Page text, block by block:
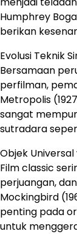
Humphrey
berikan
Evolusi Teknik
Bersamaan
perfilman,
Metropolis
sangat
sutradara
Objek
Film classic
perjuangan,
Mockingbird
penting pada
untuk